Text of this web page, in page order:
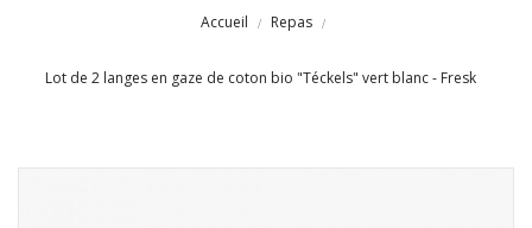
Accueil Repas
Lot de 2 langes en gaze de coton bio "Téckels" vert blanc - Fresk